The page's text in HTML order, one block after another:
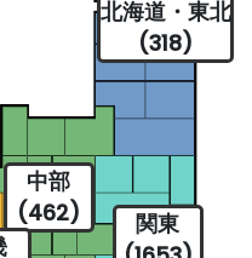
北海道・東北
(318)
関東
中部
(462)